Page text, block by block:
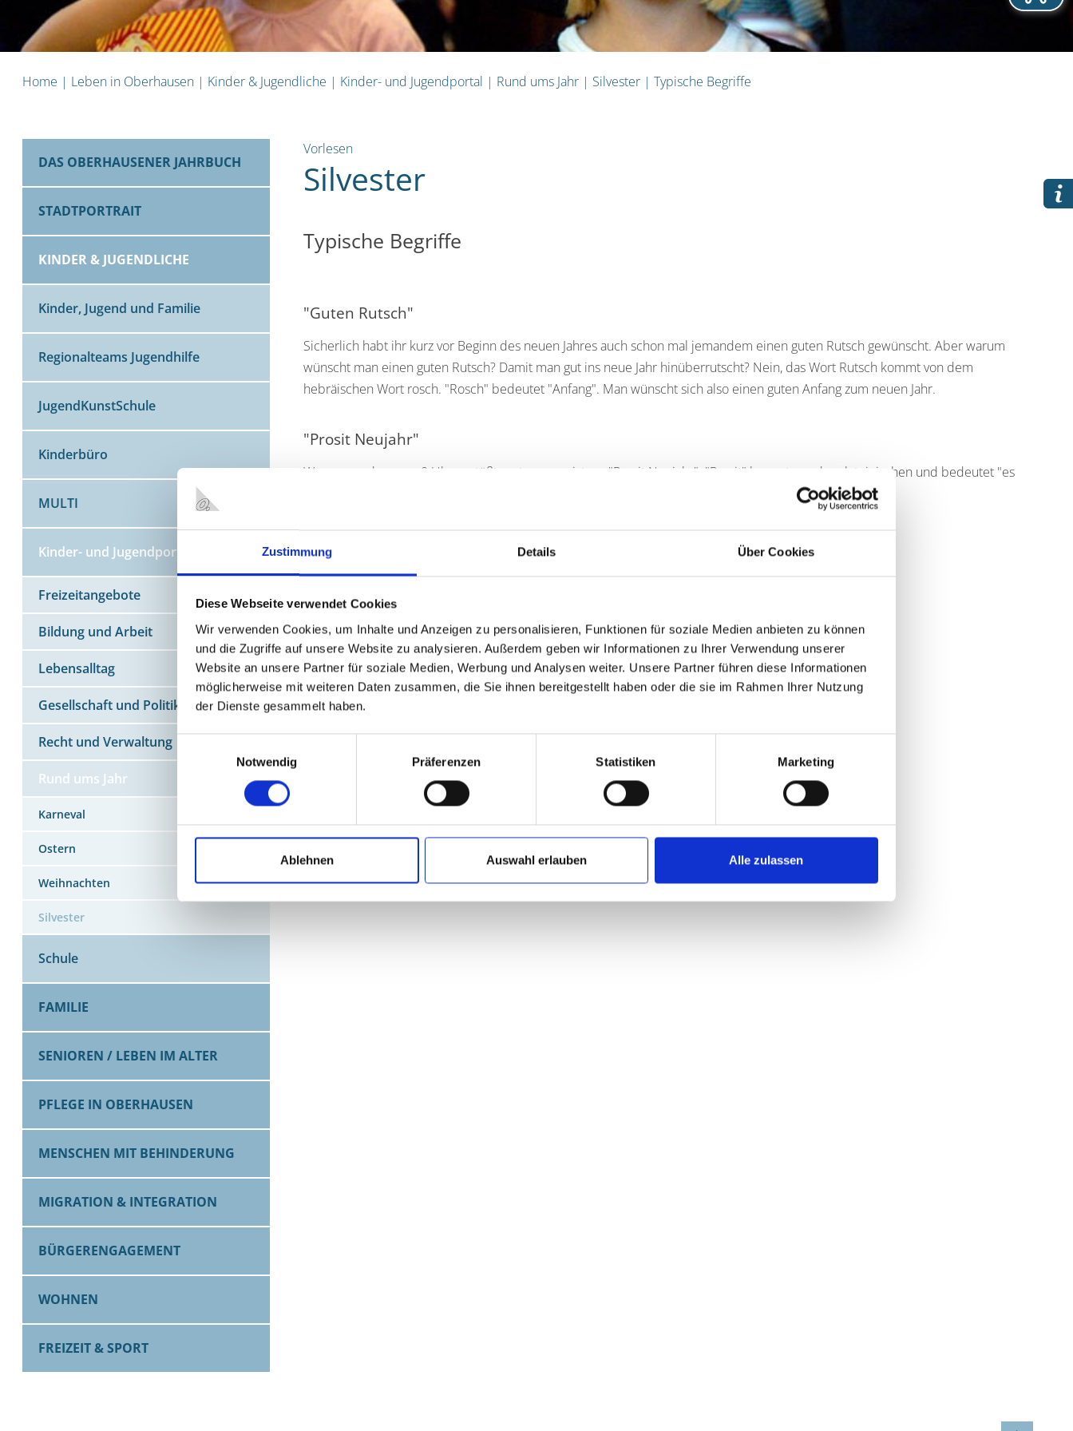
Zustimmung Details Über Cookies
Diese Webseite verwendet Cookies
Wir verwenden Cookies, um Inhalte und Anzeigen zu personalisieren, Funktionen für soziale Medien anbieten zu können
und die Zugriffe auf unsere Website zu analysieren. Außerdem geben wir Informationen zu Ihrer Verwendung unserer
Website an unsere Partner für soziale Medien, Werbung und Analysen weiter. Unsere Partner führen diese Informationen
möglicherweise mit weiteren Daten zusammen, die Sie ihnen bereitgestellt haben oder die sie im Rahmen Ihrer Nutzung
der Dienste gesammelt haben.
Notwendig
Präferenzen Statistiken Marketing
Ablehnen Auswahl erlauben Alle zulassen
Home | Leben in Oberhausen | Kinder & Jugendliche | Kinder- und Jugendportal | Rund ums Jahr | Silvester | Typische Begriffe
DAS OBERHAUSENER JAHRBUCH
STADTPORTRAIT
KINDER & JUGENDLICHE
Kinder, Jugend und Familie
Regionalteams Jugendhilfe
JugendKunstSchule
Kinderbüro
MULTI
Kinder- und Jugendportal
Freizeitangebote
Bildung und Arbeit
Lebensalltag
Gesellschaft und Politik
Recht und Verwaltung
Rund ums Jahr
Karneval
Ostern
Weihnachten
Silvester
Schule
FAMILIE
SENIOREN / LEBEN IM ALTER
PFLEGE IN OBERHAUSEN
MENSCHEN MIT BEHINDERUNG
MIGRATION & INTEGRATION
BÜRGERENGAGEMENT
WOHNEN
FREIZEIT & SPORT
Vorlesen
Silvester
Typische Begriffe
"Guten Rutsch"
Sicherlich habt ihr kurz vor Beginn des neuen Jahres auch schon mal jemandem einen guten Rutsch gewünscht. Aber warum
wünscht man einen guten Rutsch? Damit man gut ins neue Jahr hinüberrutscht? Nein, das Wort Rutsch kommt von dem
hebräischen Wort rosch. "Rosch" bedeutet "Anfang". Man wünscht sich also einen guten Anfang zum neuen Jahr.
"Prosit Neujahr"
Wenn man dann um 0 Uhr anstößt sagt man meistens "Prosit Neujahr". "Prosit" kommt aus dem lateinischen und bedeutet "es
MEHR ZUM THEMA
Was ist Silvester?
Silvesterbräuche
Glücksbringer
Typische Begriffe